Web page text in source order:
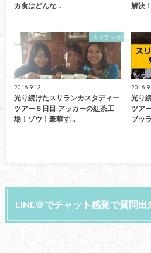
カ食はどんな…
解決！
スリランカ
2016.9.13
光り続けたスリランカスタディー
ツアー８日目:アッカーの紅茶工
場！ゾウ！豪華す…
光り
ツア
ブッ
LINE＠でチャット感覚で質問出